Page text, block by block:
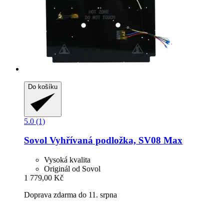
Do košíku
5.0 (1)
Sovol Vyhřívaná podložka, SV08 Max
Vysoká kvalita
Originál od Sovol
1 779,00 Kč
Doprava zdarma do 11. srpna